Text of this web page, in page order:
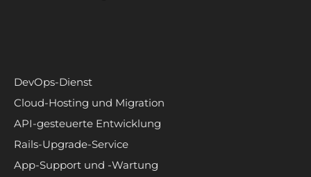
DevOps-Dienst
Cloud-Hosting und Migration
API-gesteuerte Entwicklung
Rails-Upgrade-Service
App-Support und -Wartung